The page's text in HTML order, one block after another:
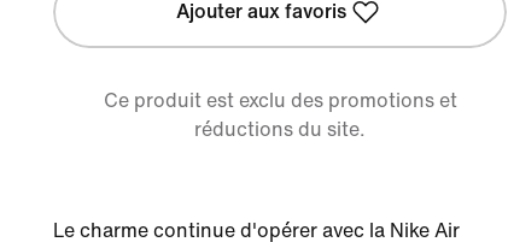
Ajouter aux favoris
Ce produit est exclu des promotions et
réductions du site.
Le charme continue d'opérer avec la Nike Air